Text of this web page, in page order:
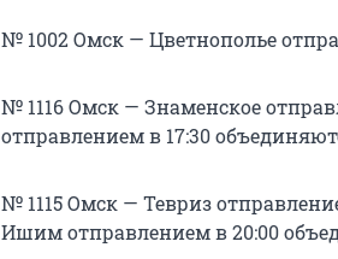
№ 1002 Омск — Цветнополье
№ 1116 Омск — Знаменское
отправлением в 17:30
№ 1115 Омск — Тевриз
Ишим отправлением в 20:00